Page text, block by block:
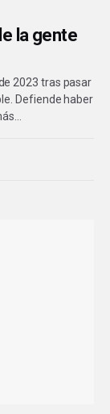
la gente
2023 tras pasar
Defiende haber